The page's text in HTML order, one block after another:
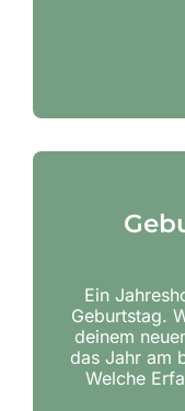
Ein
Geburtstag.
deinem
das Jahr am
Welche